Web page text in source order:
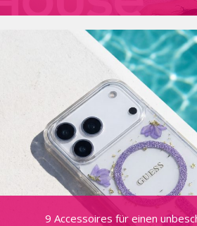
9 Accessoires für einen